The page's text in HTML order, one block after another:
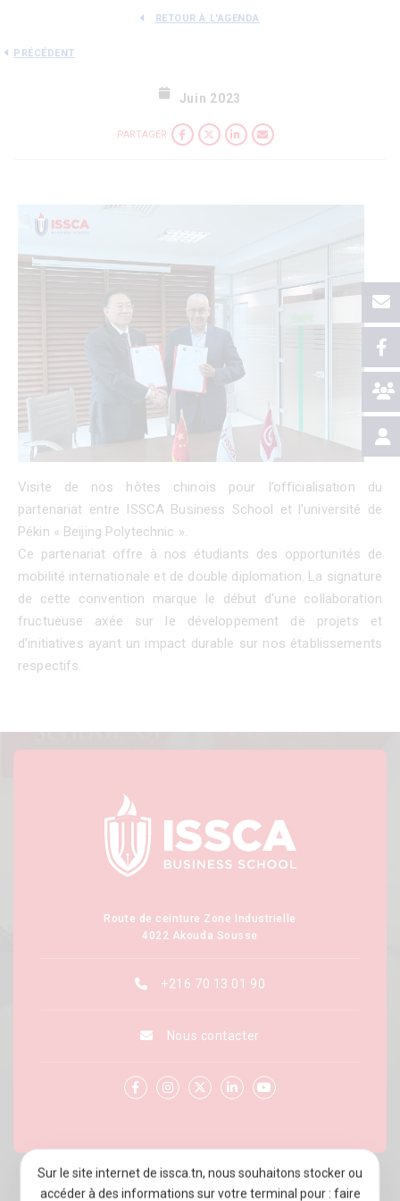
RETOUR À L'AGENDA
PRÉCÉDENT
Juin 2023
PARTAGER
Visite de nos hôtes chinois pour l’officialisation du
partenariat entre ISSCA Business School et l’université de
Pékin « Beijing Polytechnic ».
Ce partenariat offre à nos étudiants des opportunités de
mobilité internationale et de double diplomation. La signature
de cette convention marque le début d'une collaboration
fructueuse axée sur le développement de projets et
d’initiatives ayant un impact durable sur nos établissements
respectifs.
Sur le site internet de issca.tn, nous souhaitons stocker ou
accéder à des informations sur votre terminal pour : faire
À PROPOS D’ISSCA BUSINESS SCHOOL
Route de ceinture Zone Industrielle
4022 Akouda Sousse
+216 70 13 01 90
Nous contacter